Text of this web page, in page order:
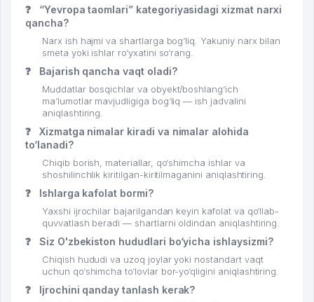
❓
“Yevropa taomlari” kategoriyasidagi xizmat narxi
qancha?
Narx ish hajmi va shartlarga bog‘liq. Yakuniy narx bilan
smeta yoki ishlar ro‘yxatini so‘rang.
❓ Bajarish qancha vaqt oladi?
Muddatlar bosqichlar va obyekt/boshlang‘ich
ma’lumotlar mavjudligiga bog‘liq — ish jadvalini
aniqlashtiring.
❓
Xizmatga nimalar kiradi va nimalar alohida
to‘lanadi?
Chiqib borish, materiallar, qo‘shimcha ishlar va
shoshilinchlik kiritilgan-kiritilmaganini aniqlashtiring.
❓ Ishlarga kafolat bormi?
Yaxshi ijrochilar bajarilgandan keyin kafolat va qo‘llab-
quvvatlash beradi — shartlarni oldindan aniqlashtiring.
❓ Siz O'zbekiston hududlari bo‘yicha ishlaysizmi?
Chiqish hududi va uzoq joylar yoki nostandart vaqt
uchun qo‘shimcha to‘lovlar bor-yo‘qligini aniqlashtiring.
❓ Ijrochini qanday tanlash kerak?